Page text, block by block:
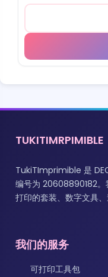
TUKITIMRPIMIBLE
TukiTImprimible 是
编号为 20608890182。
打印的套装、数字文具、
我们的服务
可打印工具包